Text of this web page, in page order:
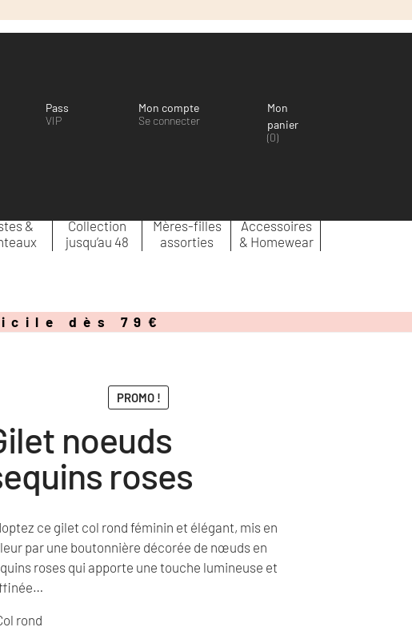
Pass
VIP
Mon compte
Se connecter
Mon
panier
(0)
&
Collection
jusqu’au 48
Mères-filles
assorties
Accessoires
& Homewear
dès 79€
PROMO !
noeuds
roses
ce gilet col rond féminin et élégant, mis en
par une boutonnière décorée de nœuds en
roses qui apporte une touche lumineuse et
rond